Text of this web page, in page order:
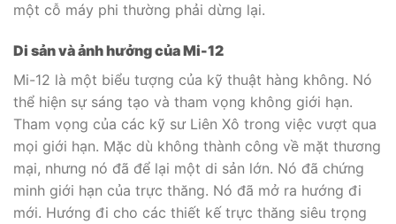
một cỗ máy phi thường phải dừng lại.
Di sản và ảnh hưởng của Mi-12
Mi-12 là một biểu tượng của kỹ thuật hàng không. Nó
thể hiện sự sáng tạo và tham vọng không giới hạn.
Tham vọng của các kỹ sư Liên Xô trong việc vượt qua
mọi giới hạn. Mặc dù không thành công về mặt thương
mại, nhưng nó đã để lại một di sản lớn. Nó đã chứng
minh giới hạn của trực thăng. Nó đã mở ra hướng đi
mới. Hướng đi cho các thiết kế trực thăng siêu trọng